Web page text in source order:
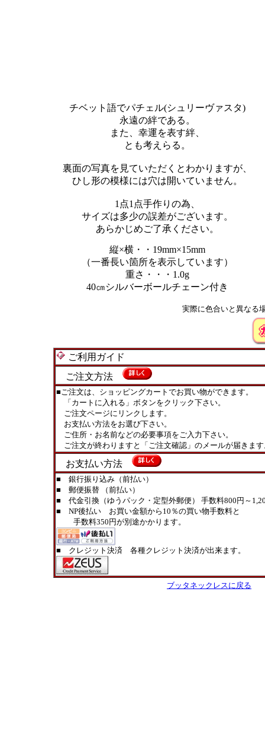
チベット語でパチェル(シュリーヴァスタ)
永遠の絆である。
また、幸運を表す絆、
とも考えらる。
裏面の写真を見ていただくとわかりますが、
ひし形の模様には穴は開いていません。
1点1点手作りの為、
サイズは多少の誤差がございます。
あらかじめご了承ください。
縦×横・・19mm×15mm
（一番長い箇所を表示しています）
重さ・・・1.0g
40㎝シルバーボールチェーン付き
実際に色合いと異なる
ご利用ガイド
ご注文方法
■ご注文は、ショッピングカートでお買い物ができます。
「カートに入れる」ボタンをクリック下さい。
ご注文ページにリンクします。
お支払い方法をお選び下さい。
ご住所・お名前などの必要事項をご入力下さい。
ご注文が終わりますと「ご注文確認」のメールが届きま
お支払い方法
■ 銀行振り込み（前払い）
■ 郵便振替 （前払い）
■ 代金引換（ゆうパック・定型外郵便） 手数料800円～
■ NP後払い お買い金額から10％の買い物手数料と
手数料350円が別途かかります。
■ クレジット決済 各種クレジット決済が出来ます。
ブッタネックレスに戻る